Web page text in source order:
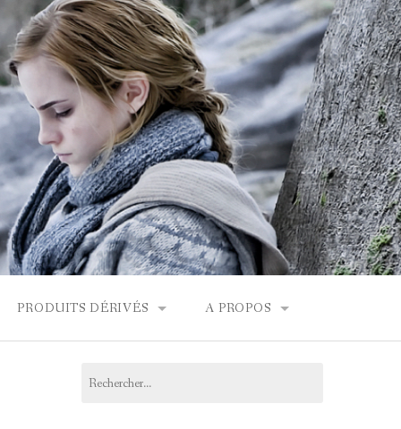
PRODUITS DÉRIVÉS A PROPOS